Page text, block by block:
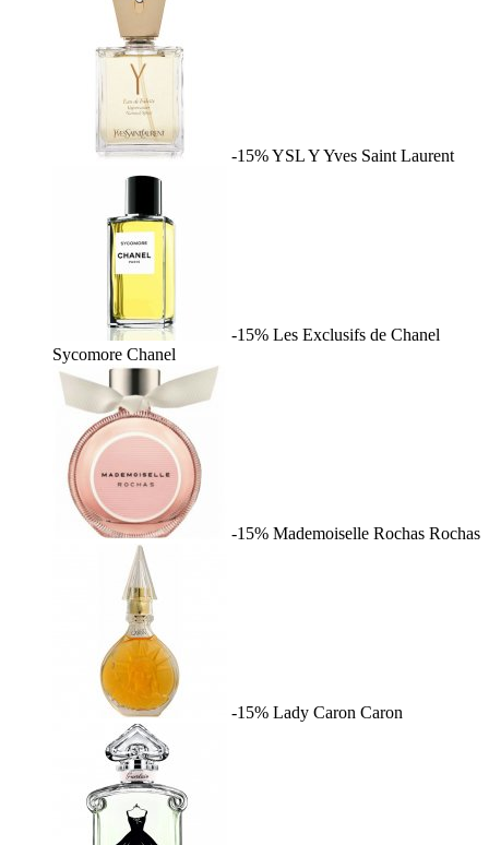
-15%YSL YYves Saint Laurent
-15% Les Exclusifs de Chanel
Sycomore Chanel
-15% Mademoiselle Rochas Rochas
-15% Lady Caron Caron